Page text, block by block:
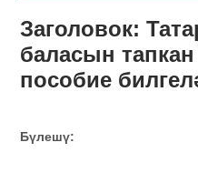
Заголовок:
баласын
пособие
Бүлешү: